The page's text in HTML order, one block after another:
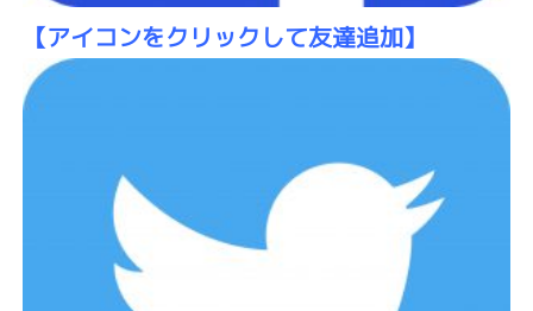
【アイコンをクリックして友達追加】